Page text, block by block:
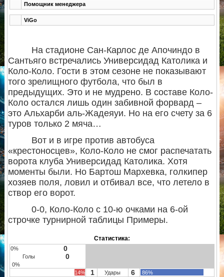
Помощник менеджера
ViGo
На стадионе Сан-Карлос де Апочиндо в
Сантьяго встречались Универсидад Католика и
Коло-Коло. Гости в этом сезоне не показывают
того зрелищного футбола, что был в
предыдущих. Это и не мудрено. В составе Коло-
Коло остался лишь один забивной форвард –
это Альхарби аль-Жадеяуи. Но на его счету за 6
туров только 2 мяча…
Вот и в игре против автобуса
«крестоносцев», Коло-Коло не смог распечатать
ворота клуба Универсидад Католика. Хотя
моменты были. Но Бартош Мархевка, голкипер
хозяев поля, ловил и отбивал все, что летело в
створ его ворот.
0-0, Коло-Коло с 10-ю очками на 6-ой
строчке турнирной таблицы Примеры.
Статистика:
0% 0
Голы 0
0%
14%
1 Удары 6
86%